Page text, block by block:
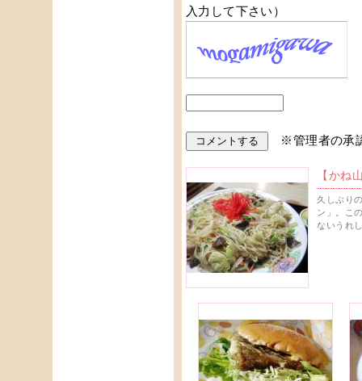
入力して下さい）
※管理者の承
【かね
久しぶり
ン」。こ
ないうれ